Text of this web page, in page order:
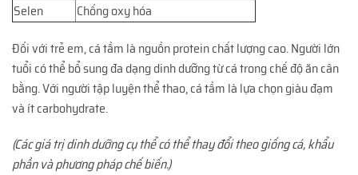
Selen
Chống oxy hóa
Đối với trẻ em, cá tầm là nguồn protein chất lượng cao. Người lớn
tuổi có thể bổ sung đa dạng dinh dưỡng từ cá trong chế độ ăn cân
bằng. Với người tập luyện thể thao, cá tầm là lựa chọn giàu đạm
và ít carbohydrate.
(Các giá trị dinh dưỡng cụ thể có thể thay đổi theo giống cá, khẩu
phần và phương pháp chế biến.)